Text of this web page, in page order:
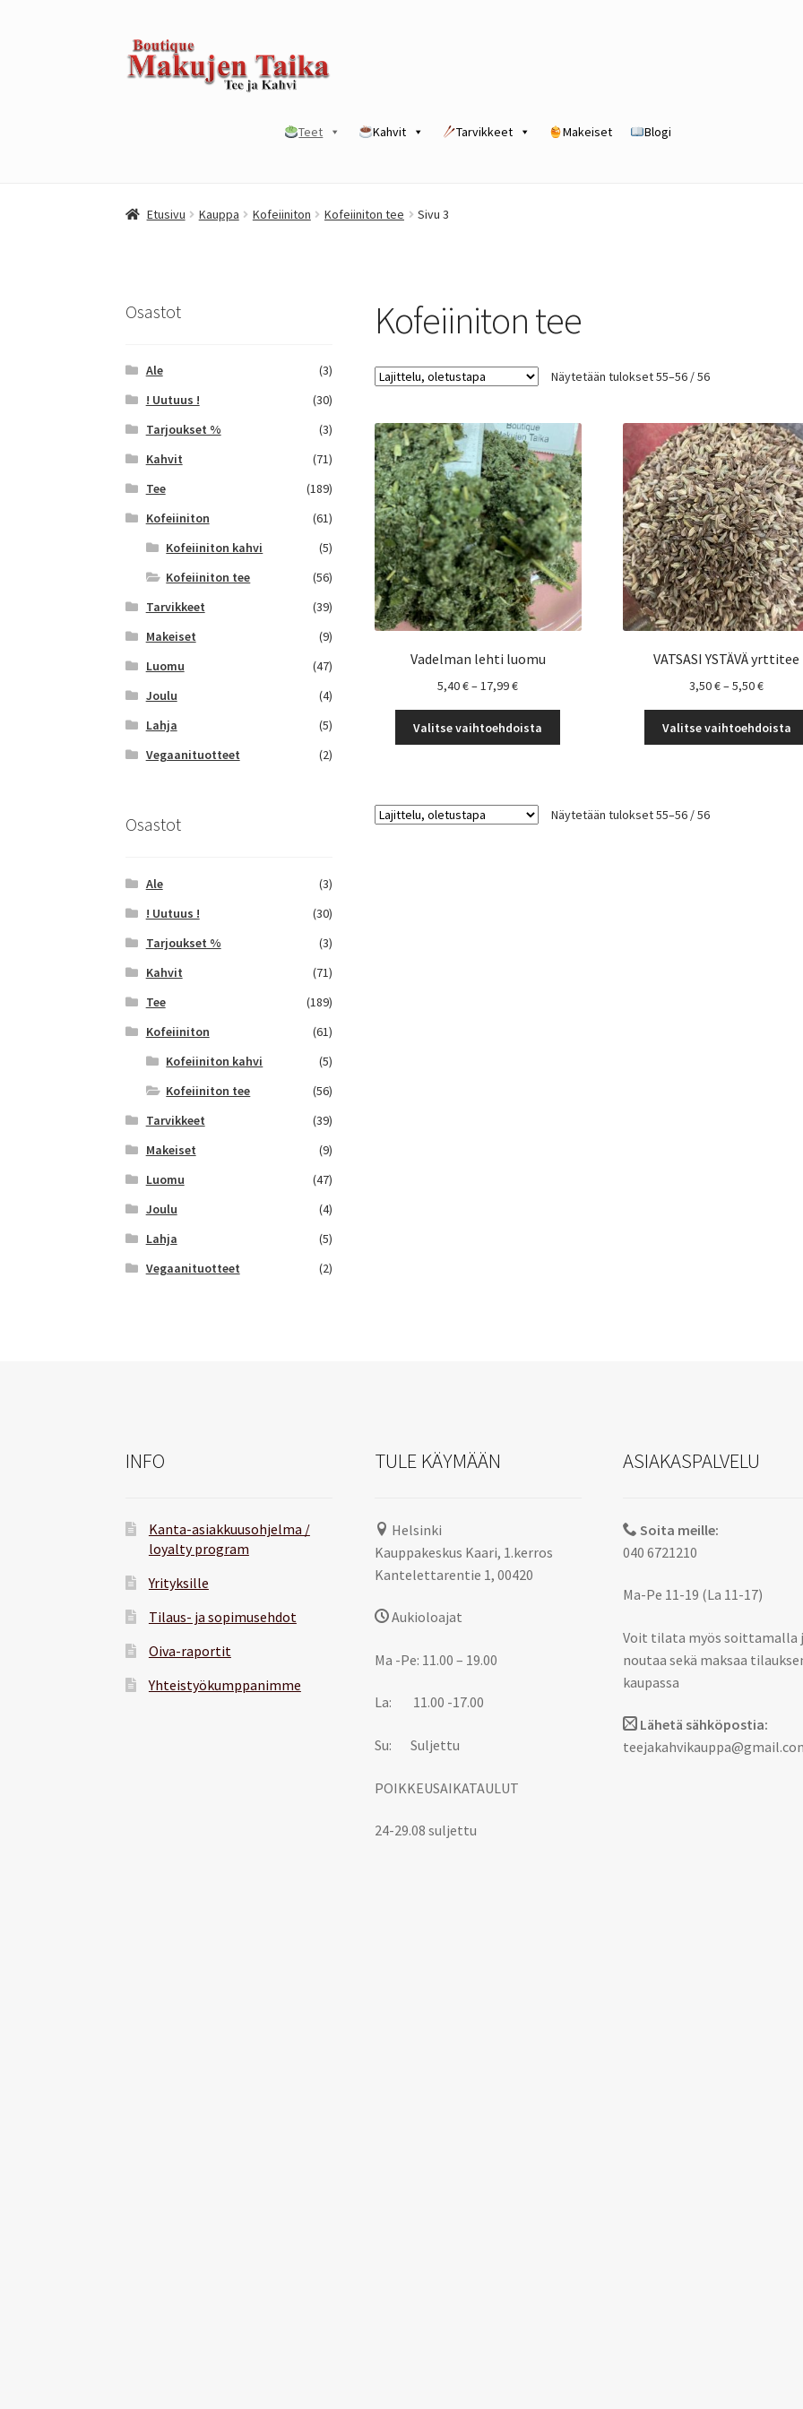
Siirry
navigointiin
Siirry
sisältöön
Teet Kahvit Tarvikkeet Makeiset Blogi
Yrityksille
Etusivu Kauppa Kofeiiniton Kofeiiniton tee Sivu 3
Kofeiiniton tee
Näytetään tulokset 55–56 / 56
Vadelman lehti luomu
5,40€–17,99€Hintaluokka:
-
17,99 €
Valitse vaihtoehdoista
Voit
VATSASI YSTÄVÄ yrttitee
3,50€–5,50€
-
5,50 €
Valitse vaihtoehdoista
Näytetään tulokset 55–56 / 56
Osastot
Ale
(3)
! Uutuus !
(30)
Tarjoukset %
(3)
Kahvit
(71)
Tee
(189)
Kofeiiniton
(61)
Kofeiiniton kahvi
(5)
Kofeiiniton tee
(56)
Tarvikkeet
(39)
Makeiset
(9)
Luomu
(47)
Joulu
(4)
Lahja
(5)
Vegaanituotteet
(2)
Osastot
Ale
(3)
! Uutuus !
(30)
Tarjoukset %
(3)
Kahvit
(71)
Tee
(189)
Kofeiiniton
(61)
Kofeiiniton kahvi
(5)
Kofeiiniton tee
(56)
Tarvikkeet
(39)
Makeiset
(9)
Luomu
(47)
Joulu
(4)
Lahja
(5)
Vegaanituotteet
(2)
INFO
Kanta-asiakkuusohjelma /
loyalty program
Yrityksille
Tilaus- ja sopimusehdot
Oiva-raportit
Yhteistyökumppanimme
TULE KÄYMÄÄN
Helsinki
Kauppakeskus Kaari, 1.kerros
Kantelettarentie 1, 00420
Aukioloajat
Ma -Pe: 11.00 – 19.00
La: 11.00 -17.00
Su: Suljettu
POIKKEUSAIKATAULUT
24-29.08 suljettu
ASIAKASPALVELU
Soita meille:
040 6721210
Ma-Pe 11-19 (La 11-17)
Voit tilata myös soittamalla
noutaa sekä maksaa
kaupassa
Lähetä sähköpostia: